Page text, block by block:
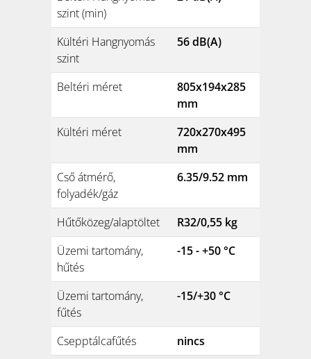
szint (min)
Kültéri Hangnyomás
szint
56 dB(A)
Beltéri méret
805x194x285
mm
Kültéri méret
720x270x495
mm
Cső átmérő,
folyadék/gáz
6.35/9.52 mm
Hűtőközeg/alaptöltet
R32/0,55 kg
Üzemi tartomány,
hűtés
-15 - +50 °C
Üzemi tartomány,
fűtés
-15/+30 °C
Csepptálcafűtés nincs